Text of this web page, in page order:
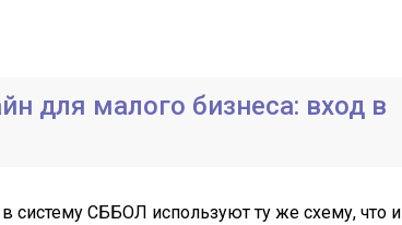
для малого бизнеса: вход в
систему СББОЛ используют ту же схему, что и